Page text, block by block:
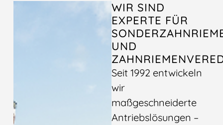
WIR SIND
EXPERTE FÜR
UND
Seit 1992 entwickeln
wir
maßgeschneiderte
Antriebslösungen –